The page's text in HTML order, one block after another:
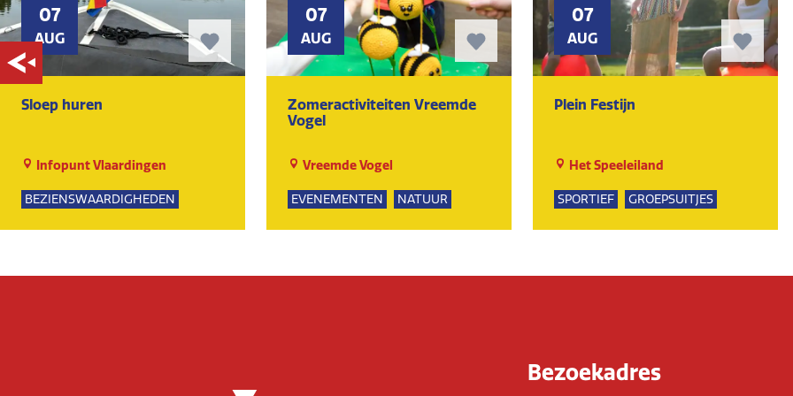
07
AUG
Sloep huren
Infopunt Vlaardingen
BEZIENSWAARDIGHEDEN
NATUUR
07
AUG
Zomeractiviteiten Vreemde
Vogel
Vreemde Vogel
EVENEMENTEN
NATUUR
SPEELTUIN
GROEPSUITJES
07
AUG
Plein Festijn
Het Speeleiland
SPORTIEF GROEPSUITJES
Bezoekadres